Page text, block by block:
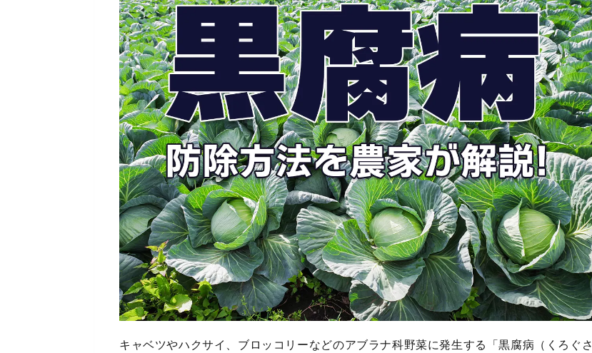
キャベツやハクサイ、ブロッコリーなどのアブラナ科野菜に発生する「黒腐病（くろぐさ